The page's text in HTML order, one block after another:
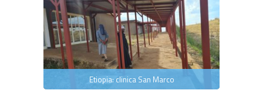
Etiopia: clinica San Marco